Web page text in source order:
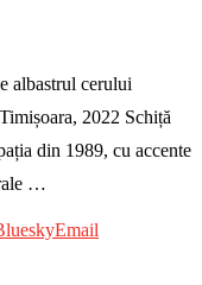
albastrul cerului
2022 Schiță
din 1989, cu accente
…
Email